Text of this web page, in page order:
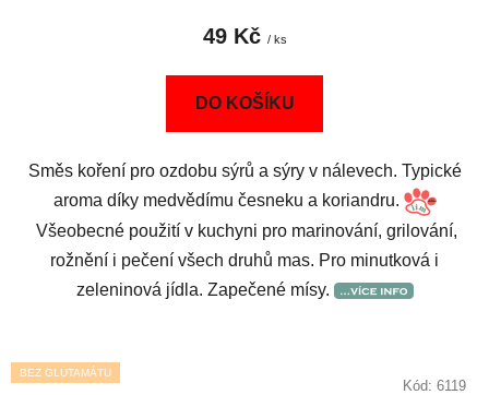
49 Kč / ks
DO KOŠÍKU
Směs koření pro ozdobu sýrů a sýry v nálevech. Typické
aroma díky medvědímu česneku a koriandru.
Všeobecné použití v kuchyni pro marinování, grilování,
rožnění i pečení všech druhů mas. Pro minutková i
zeleninová jídla. Zapečené mísy.
BEZ GLUTAMÁTU
Kód: 6119